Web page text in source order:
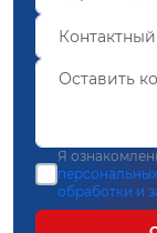
Я
обработки и